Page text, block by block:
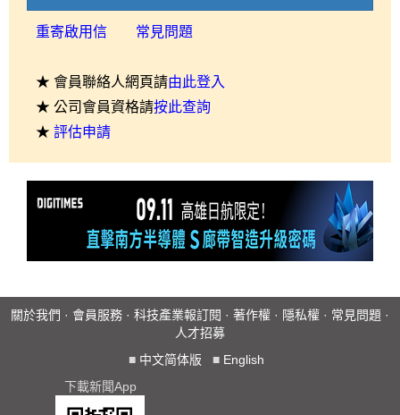
重寄啟用信 常見問題
★ 會員聯絡人網頁請由此登入
★ 公司會員資格請按此查詢
★ 評估申請
關於我們 · 會員服務 · 科技產業報訂閱 · 著作權 · 隱私權 · 常見問題 ·
人才招募
■ 中文简体版 ■ English
下載新聞App